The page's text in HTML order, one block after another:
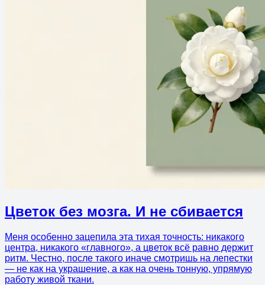
Цветок без мозга. И не сбивается
Меня особенно зацепила эта тихая точность: никакого
центра, никакого «главного», а цветок всё равно держит
ритм. Честно, после такого иначе смотришь на лепестки
— не как на украшение, а как на очень тонную, упрямую
работу живой ткани.